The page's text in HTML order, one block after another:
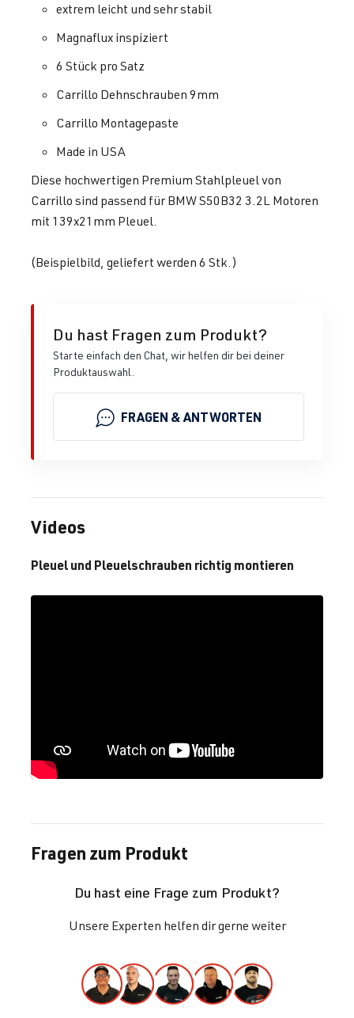
extrem leicht und sehr stabil
Magnaflux inspiziert
6 Stück pro Satz
Carrillo Dehnschrauben 9mm
Carrillo Montagepaste
Made in USA
Diese hochwertigen Premium Stahlpleuel von
Carrillo sind passend für BMW S50B32 3.2L Motoren
mit 139x21mm Pleuel.
(Beispielbild, geliefert werden 6 Stk.)
Du hast Fragen zum Produkt?
Starte einfach den Chat, wir helfen dir bei deiner
Produktauswahl.
FRAGEN & ANTWORTEN
Videos
Pleuel und Pleuelschrauben richtig montieren
Fragen zum Produkt
Du hast eine Frage zum Produkt?
Unsere Experten helfen dir gerne weiter